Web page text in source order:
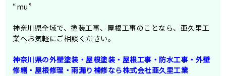
“mu”
神奈川県全域で、塗装工事、屋根工事のことなら、亜久里工
業へお気軽にご相談ください。
神奈川県の外壁塗装・屋根塗装・屋根工事・防水工事・外壁
修繕・屋根修理・⾬漏り補修なら株式会社亜久里工業